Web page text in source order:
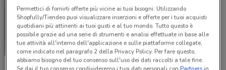
Veneta Cucine
Permettici di fornirti offerte più vicine ai tuoi bisogni: Utilizzando
Shopfully/Tiendeo puoi visualizzare inserzioni e offerte per i tuoi acquisti
quotidiani più attinenti ai tuoi gusti e al tuo mondo. Tutto questo è
possibile grazie ad una serie di strumenti e analisi effettuate in base alle
tue attività all'interno dell'applicazione e sulle piattaforme collegate,
come indicato nel paragrafo 2 della Privacy Policy. Per fare questo,
abbiamo bisogno del tuo consenso sull'uso dei dati raccolti a tale fine.